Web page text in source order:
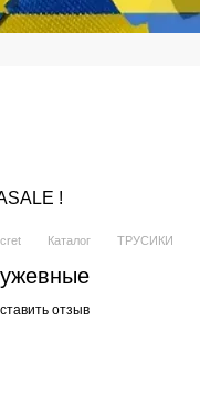
SALE !
Каталог ТРУСИКИ
отзыв